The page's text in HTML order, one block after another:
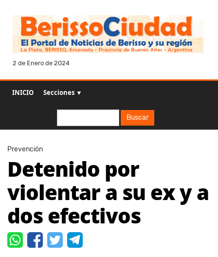
2 de Enero de 2024
INICIO Secciones ▼
Buscar
Prevención
Detenido por
violentar a su ex y a
dos efectivos